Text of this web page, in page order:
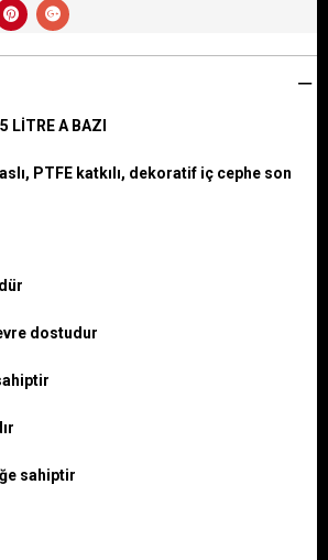
LİTRE A BAZI
PTFE katkılı, dekoratif iç cephe son
dostudur
sahiptir